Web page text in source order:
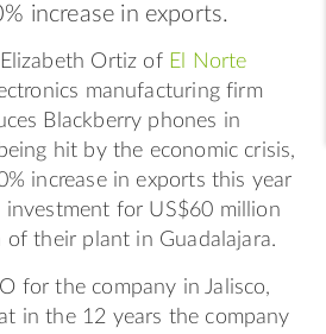
increase in exports.
Ortiz of El Norte
manufacturing firm
Blackberry phones in
hit by the economic crisis,
increase in exports this year
for US$60 million
of their plant in Guadalajara.
for the company in Jalisco,
in the 12 years the company